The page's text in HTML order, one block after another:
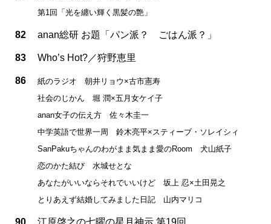
第1回「光を纏い輝く黒髪の艶」
82 anan総研 お題「パン派？ ごはん派？」
83 Who’s Hot?／狩野恵里
86
紙のラジオ 朝井リョウ×古市憲寿
社会のじかん 堀 潤×五月女ケイ子
anan女子の伝え方 佐々木圭一
中学英語で世界一周 鈴木亮平×スティーブ・ソレイシィ
SanPakuちゃんのわがまま気まま愛のRoom 犬山紙子
恋のかた結び 水城せとな
あなたがいいならそれでいいけど 坂上 忍×土田晃之
とりあえず結婚してみました日記 山内マリコ
90 江原啓之の七曜の星月神示 第19回